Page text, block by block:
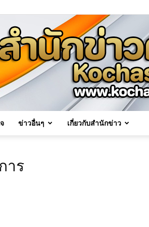
ข่าวอื่นๆ เกี่ยวกับสำนักข่าว
าร